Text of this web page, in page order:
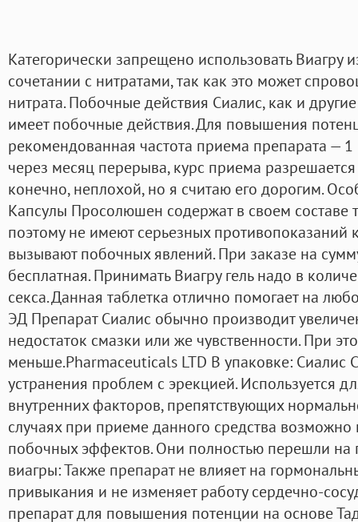
Категорически запрещено использовать Виагру
сочетании с нитратами, так как это может
нитрата. Побочные действия Сиалис, как и
имеет побочные действия. Для повышения
рекомендованная частота приема препарата — 1
через месяц перерыва, курс приема разрешается
конечно, неплохой, но я считаю его дорогим.
Капсулы Просолюшен содержат в своем составе
поэтому не имеют серьезных
вызывают побочных явлений. При заказе на
бесплатная. Принимать Виагру гель надо в
секса. Данная таблетка отлично помогает на
ЭД Препарат Сиалис обычно производит
недостаток смазки или же чувственности. При
меньше.Pharmaceuticals LTD В упаковке: Сиалис
устранения проблем с эрекцией. Используется
внутренних факторов, препятствующих
случаях при приеме данного средства
побочных эффектов. Они полностью перешли
виагры: Также препарат не влияет на
привыкания и не изменяет работу сердечно-
препарат для повышения потенции на основе